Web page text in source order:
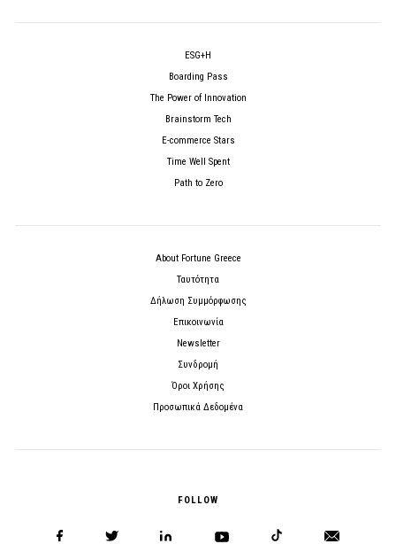
ESG+H
Boarding Pass
The Power of Innovation
Brainstorm Tech
E-commerce Stars
Time Well Spent
Path to Zero
About Fortune Greece
Ταυτότητα
Δήλωση Συμμόρφωσης
Επικοινωνία
Newsletter
Συνδρομή
Όροι Χρήσης
Προσωπικά Δεδομένα
FOLLOW